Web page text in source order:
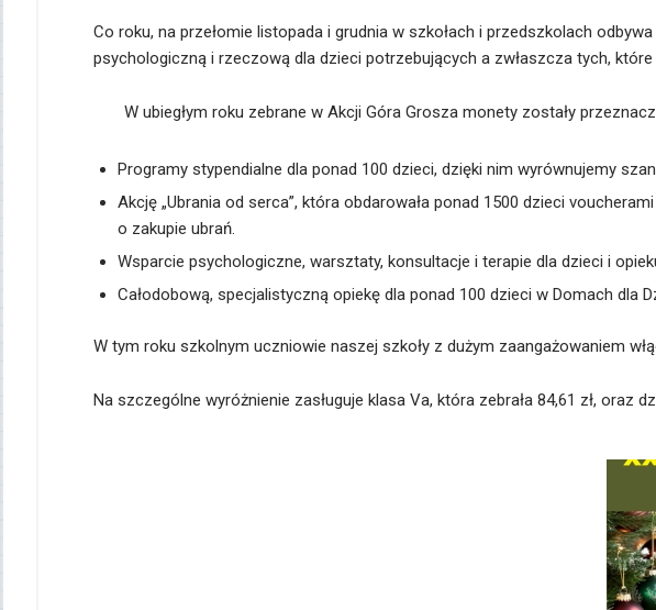
Co roku, na przełomie listopada i grudnia w szkołach i przedszkolach
psychologiczną i rzeczową dla dzieci potrzebujących a zwłaszcza tych,
W ubiegłym roku zebrane w Akcji Góra Grosza monety zostały
Programy stypendialne dla ponad 100 dzieci, dzięki nim wyrównujemy
Akcję „Ubrania od serca”, która obdarowała ponad 1500 dzieci
o zakupie ubrań.
Wsparcie psychologiczne, warsztaty, konsultacje i terapie dla dzieci i
Całodobową, specjalistyczną opiekę dla ponad 100 dzieci w Domach dla
W tym roku szkolnym uczniowie naszej szkoły z dużym zaangażowaniem
Na szczególne wyróżnienie zasługuje klasa Va, która zebrała 84,61 zł, oraz